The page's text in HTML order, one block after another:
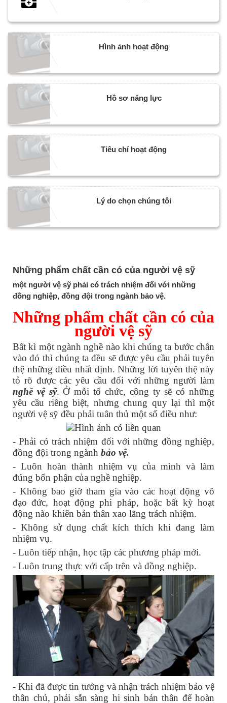
Hình ảnh hoạt động
Hồ sơ năng lực
Tiêu chí hoạt động
Lý do chọn chúng tôi
Những phẩm chất cần có của người vệ sỹ
một người vệ sỹ phải có trách nhiệm đối với những
đồng nghiệp, đồng đội trong ngành bảo vệ.
Những phẩm chất cần có của
người vệ sỹ
Bất kì một ngành nghề nào khi chúng ta bước chân
vào đó thì chúng ta đều sẽ được yêu cầu phải tuyên
thệ những điều nhất định. Những lời tuyên thệ này
tỏ rõ được các yêu cầu đối với những người làm
nghề vệ sỹ. Ở mỗi tổ chức, công ty sẽ có những
yêu cầu riêng biệt, nhưng chung quy lại thì một
người vệ sỹ đều phải tuân thủ một số điều như:
- Phải có trách nhiệm đối với những đồng nghiệp,
đồng đội trong ngành bảo vệ.
- Luôn hoàn thành nhiệm vụ của mình và làm
đúng bổn phận của nghề nghiệp.
- Không bao giờ tham gia vào các hoạt động vô
đạo đức, hoạt động phi pháp, hoặc bất kỳ hoạt
động nào khiến bản thân xao lãng trách nhiệm.
- Không sử dụng chất kích thích khi đang làm
nhiệm vụ.
- Luôn tiếp nhận, học tập các phương pháp mới.
- Luôn trung thực với cấp trên và đồng nghiệp.
- Khi đã được tin tưởng và nhận trách nhiệm bảo vệ
thân chủ, phải sẵn sàng hi sinh bản thân để hoàn